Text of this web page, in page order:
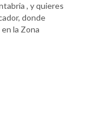
, y quieres
donde
la Zona